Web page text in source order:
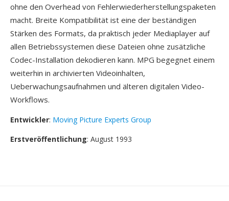
ohne den Overhead von Fehlerwiederherstellungspaketen
macht. Breite Kompatibilität ist eine der beständigen
Stärken des Formats, da praktisch jeder Mediaplayer auf
allen Betriebssystemen diese Dateien ohne zusätzliche
Codec-Installation dekodieren kann. MPG begegnet einem
weiterhin in archivierten Videoinhalten,
Ueberwachungsaufnahmen und älteren digitalen Video-
Workflows.
Entwickler: Moving Picture Experts Group
Erstveröffentlichung: August 1993